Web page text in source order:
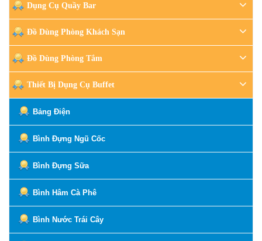
Dụng Cụ Quầy Bar
Đồ Dùng Phòng Khách Sạn
Đồ Dùng Phòng Tắm
Thiết Bị Dụng Cụ Buffet
Bảng Điện
Bình Đựng Ngũ Cốc
Bình Đựng Sữa
Bình Hâm Cà Phê
Bình Nước Trái Cây